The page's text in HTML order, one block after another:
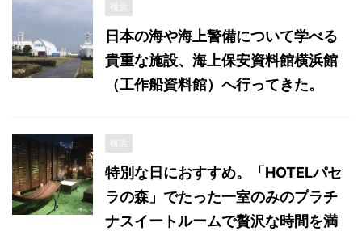
横浜
日本の海や海上警備について学べる
貴重な施設、海上保安資料館横浜館
（工作船資料館）へ行ってきた。
横浜
特別な日におすすめ。「HOTELパセ
ラの森」でたった一室のみのプラチ
ナスイートルームで贅沢な時間を満